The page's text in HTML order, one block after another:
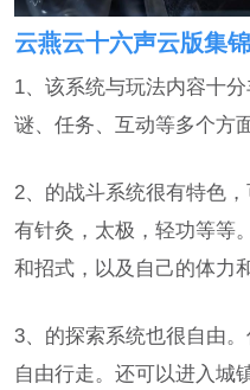
云燕云十六声云版集锦
1、该系统与玩法内容十
谜、任务、互动等多个方面
2、的战斗系统很有特色
有针灸，太极，轻功等等
和招式，以及自己的体力
3、的探索系统也很自由
自由行走。还可以进入城